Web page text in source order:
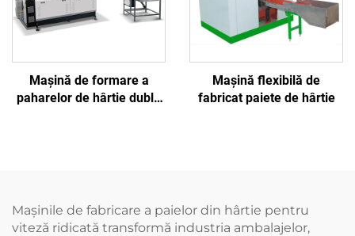
Mașină de formare a
paharelor de hârtie dublu
Mașină flexibilă de
fabricat paiete de hârtie
Mașinile de fabricare a paielor din hârtie pentru
viteză ridicată transformă industria ambalajelor,